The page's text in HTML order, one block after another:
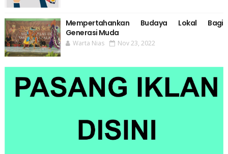
Mempertahankan Budaya Lokal Bagi
Generasi Muda
Warta Nias Nov 23, 2022